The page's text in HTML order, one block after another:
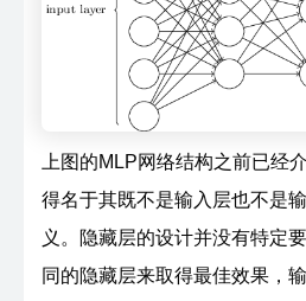
上图的MLP网络结构之前已经
得名于其既不是输入层也不是
义。隐藏层的设计并没有特定
同的隐藏层来取得最佳效果，